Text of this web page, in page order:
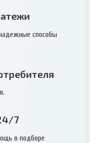
способы
7
в подборе